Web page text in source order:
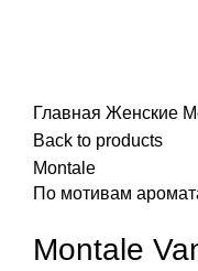
Главная Женские
Back to products
Montale
По мотивам
Montale